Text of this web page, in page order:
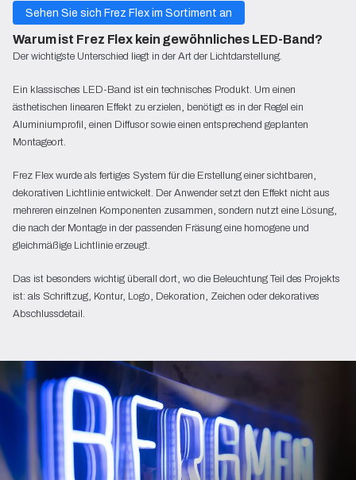
Sehen Sie sich Frez Flex im Sortiment an
Warum ist Frez Flex kein gewöhnliches LED-Band?
Der wichtigste Unterschied liegt in der Art der Lichtdarstellung.
Ein klassisches LED-Band ist ein technisches Produkt. Um einen
ästhetischen linearen Effekt zu erzielen, benötigt es in der Regel ein
Aluminiumprofil, einen Diffusor sowie einen entsprechend geplanten
Montageort.
Frez Flex wurde als fertiges System für die Erstellung einer sichtbaren,
dekorativen Lichtlinie entwickelt. Der Anwender setzt den Effekt nicht aus
mehreren einzelnen Komponenten zusammen, sondern nutzt eine Lösung,
die nach der Montage in der passenden Fräsung eine homogene und
gleichmäßige Lichtlinie erzeugt.
Das ist besonders wichtig überall dort, wo die Beleuchtung Teil des Projekts
ist: als Schriftzug, Kontur, Logo, Dekoration, Zeichen oder dekoratives
Abschlussdetail.